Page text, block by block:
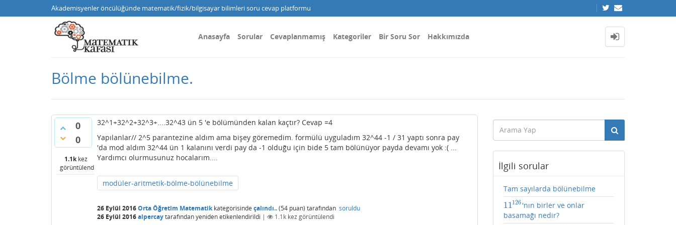
Akademisyenler öncülüğünde matematik/fizik/bilgisayar bilimleri soru cevap platformu
Anasayfa Sorular Cevaplanmamış Kategoriler Bir Soru Sor Hakkımızda
Bölme bölünebilme.
0
0
1.1kkez
görüntülendi
32^1+32^2+32^3+....32^43 ün 5 'e bölümünden kalan kaçtır? Cevap =4
Yapılanlar// 2^5 parantezine aldım ama bişey göremedim. formülü uyguladım 32^44 -1 / 31 yaptı sonra pay
'da mod aldım 32^44 ün 1 kalanını verdi pay da -1 olduğu için bide 5 tam bölünüyor payda devamı yok :( ...
Yardımcı olurmusunuz hocalarım....
modüler-aritmetik-bölme-bölünebilme
26 Eylül 2016Orta Öğretim Matematikkategorisinde çalındı..(54 puan) tarafından soruldu
26 Eylül 2016alpercaytarafındanyeniden etikenlendirildi | 1.1k kez görüntülendi
İlgili sorular
Tam sayılarda bölünebilme
11126
11126'nın birler ve onlar
basamağı nedir?